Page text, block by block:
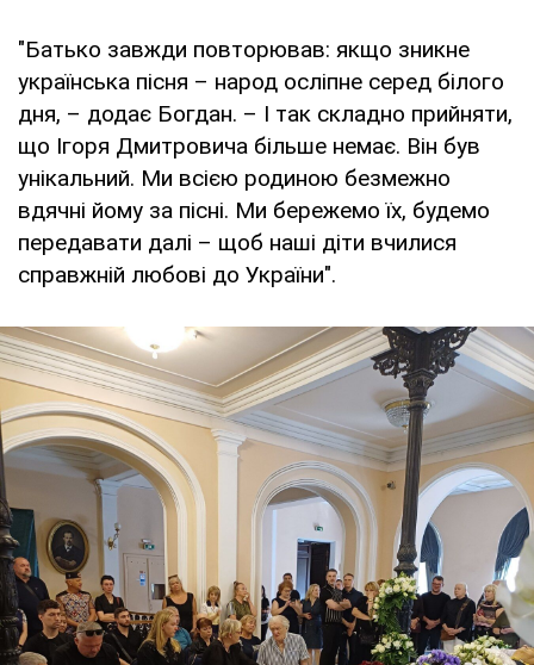
"Батько завжди повторював: якщо зникне
українська пісня – народ осліпне серед білого
дня, – додає Богдан. – І так складно прийняти,
що Ігоря Дмитровича більше немає. Він був
унікальний. Ми всією родиною безмежно
вдячні йому за пісні. Ми бережемо їх, будемо
передавати далі – щоб наші діти вчилися
справжній любові до України".